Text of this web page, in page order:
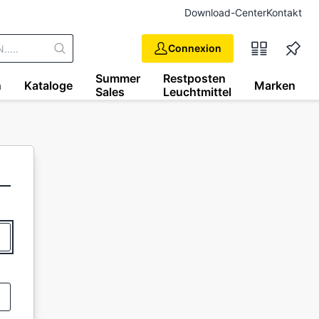
Download-CenterKontakt
Connexion
Kataloge
Summer
Sales
Restposten
Leuchtmittel
Marken